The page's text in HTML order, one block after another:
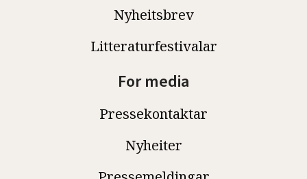
Nyheitsbrev
Litteraturfestivalar
For media
Pressekontaktar
Nyheiter